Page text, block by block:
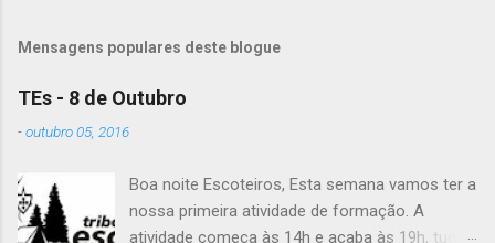
Mensagens populares deste blogue
TEs - 8 de Outubro
-outubro 05, 2016
Boa noite Escoteiros, Esta semana vamos ter a
nossa primeira atividade de formação. A
atividade começa às 14h e acaba às 19h, tudo